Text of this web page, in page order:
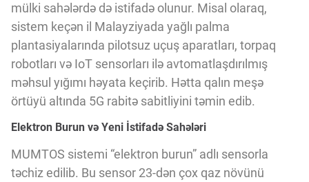
mülki sahələrdə də istifadə olunur. Misal olaraq,
sistem keçən il Malayziyada yağlı palma
plantasiyalarında pilotsuz uçuş aparatları, torpaq
robotları və IoT sensorları ilə avtomatlaşdırılmış
məhsul yığımı həyata keçirib. Hətta qalın meşə
örtüyü altında 5G rabitə sabitliyini təmin edib.
Elektron Burun və Yeni İstifadə Sahələri
MUMTOS sistemi “elektron burun” adlı sensorla
təchiz edilib. Bu sensor 23-dən çox qaz növünü